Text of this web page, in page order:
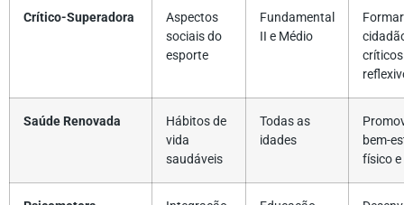
Crítico-Superadora
Aspectos
sociais do
esporte
Fundamental
II e Médio
Formar
Saúde Renovada
Hábitos de
vida
saudáveis
Todas as
idades
bem-
físico